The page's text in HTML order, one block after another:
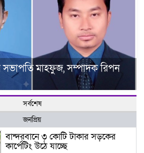
সভাপতি মাহফুজ, সম্পাদক রিপন
সর্বশেষ
জনপ্রিয়
বান্দরবানে ৩ কোটি টাকার সড়কের
কার্পেটিং উঠে যাচ্ছে